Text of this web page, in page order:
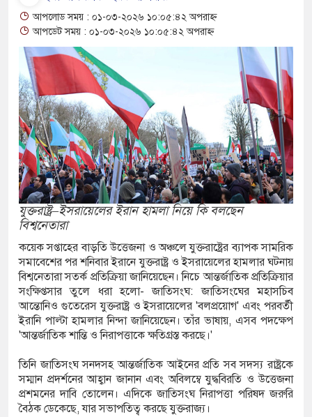
ফুলেল শুভেচ্ছা
রাষ্ট্রপতি পদে মনোনীত মির্জা ফখরুল
নদীর পাড়ে ভাসমান অবস্থায় ব্যক্তির মরদেহ
জানিয়ে গোল উদযাপন ডি পলের
সিটি কলেজে অভিভাবক সমাবেশে বক্তব্য দিতে
তিনজনের যাবজ্জীবন
অভিযানে দেশীয় অস্ত্রসহ দুই যুবক গ্রেপ্তার
আপলোড সময় : ০১-০৩-২০২৬ ১০:০৫:৪২ অপরাহ্ন
আপডেট সময় : ০১-০৩-২০২৬ ১০:০৫:৪২ অপরাহ্ন
যুক্তরাষ্ট্র–ইসরায়েলের ইরান হামলা নিয়ে কি বলছেন
বিশ্বনেতারা
কয়েক সপ্তাহের বাড়তি উত্তেজনা ও অঞ্চলে যুক্তরাষ্ট্রের ব্যাপক সামরিক
সমাবেশের পর শনিবার ইরানে যুক্তরাষ্ট্র ও ইসরায়েলের হামলার ঘটনায়
বিশ্বনেতারা সতর্ক প্রতিক্রিয়া জানিয়েছেন। নিচে আন্তর্জাতিক প্রতিক্রিয়ার
সংক্ষিপ্তসার তুলে ধরা হলো- জাতিসংঘ: জাতিসংঘের মহাসচিব
আন্তোনিও গুতেরেস যুক্তরাষ্ট্র ও ইসরায়েলের 'বলপ্রয়োগ' এবং পরবর্তী
ইরানি পাল্টা হামলার নিন্দা জানিয়েছেন। তাঁর ভাষায়, এসব পদক্ষেপ
'আন্তর্জাতিক শান্তি ও নিরাপত্তাকে ক্ষতিগ্রস্ত করছে।'
তিনি জাতিসংঘ সনদসহ আন্তর্জাতিক আইনের প্রতি সব সদস্য রাষ্ট্রকে
সম্মান প্রদর্শনের আহ্বান জানান এবং অবিলম্বে যুদ্ধবিরতি ও উত্তেজনা
প্রশমনের দাবি তোলেন। এদিকে জাতিসংঘ নিরাপত্তা পরিষদ জরুরি
বৈঠক ডেকেছে, যার সভাপতিত্ব করছে যুক্তরাজ্য।